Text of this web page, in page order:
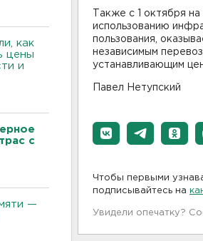
как
цены
и
с
—
Также с 1 октября
использованию
пользования,
независимым
устанавливающим
Павел Нетупский
Чтобы первыми
подписывайтесь на
Увидели опечатку?